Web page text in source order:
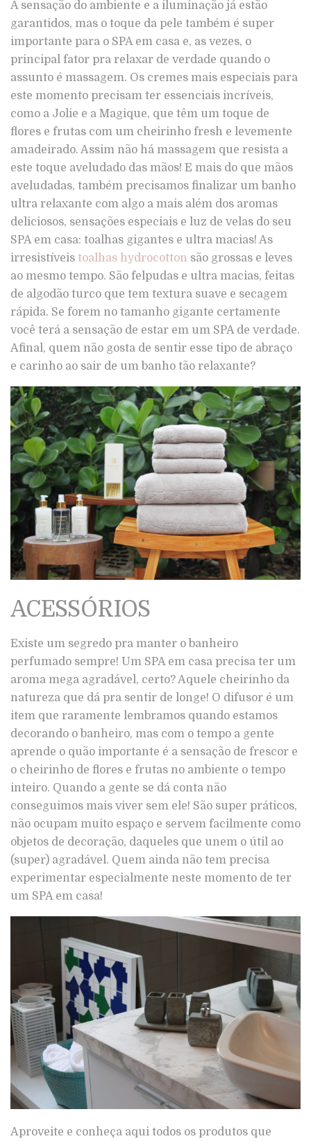
A sensação do ambiente e a iluminação já estão
garantidos, mas o toque da pele também é super
importante para o SPA em casa e, as vezes, o
principal fator pra relaxar de verdade quando o
assunto é massagem. Os cremes mais especiais para
este momento precisam ter essenciais incríveis,
como a Jolie e a Magique, que têm um toque de
flores e frutas com um cheirinho fresh e levemente
amadeirado. Assim não há massagem que resista a
este toque aveludado das mãos! E mais do que mãos
aveludadas, também precisamos finalizar um banho
ultra relaxante com algo a mais além dos aromas
deliciosos, sensações especiais e luz de velas do seu
SPA em casa: toalhas gigantes e ultra macias! As
irresistíveis toalhas hydrocotton são grossas e leves
ao mesmo tempo. São felpudas e ultra macias, feitas
de algodão turco que tem textura suave e secagem
rápida. Se forem no tamanho gigante certamente
você terá a sensação de estar em um SPA de verdade.
Afinal, quem não gosta de sentir esse tipo de abraço
e carinho ao sair de um banho tão relaxante?
ACESSÓRIOS
Existe um segredo pra manter o banheiro
perfumado sempre! Um SPA em casa precisa ter um
aroma mega agradável, certo? Aquele cheirinho da
natureza que dá pra sentir de longe! O difusor é um
item que raramente lembramos quando estamos
decorando o banheiro, mas com o tempo a gente
aprende o quão importante é a sensação de frescor e
o cheirinho de flores e frutas no ambiente o tempo
inteiro. Quando a gente se dá conta não
conseguimos mais viver sem ele! São super práticos,
não ocupam muito espaço e servem facilmente como
objetos de decoração, daqueles que unem o útil ao
(super) agradável. Quem ainda não tem precisa
experimentar especialmente neste momento de ter
um SPA em casa!
Aproveite e conheça aqui todos os produtos que